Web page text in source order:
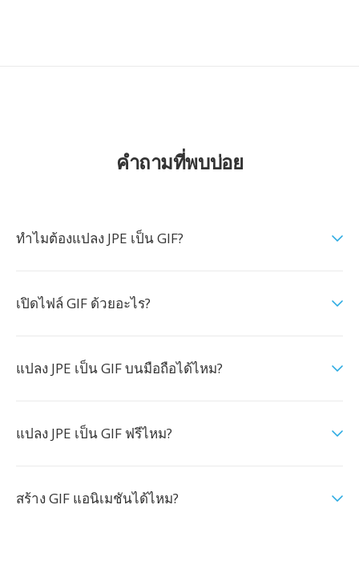
คำถามที่พบบ่อย
ทำไมต้องแปลง JPE เป็น GIF?
เปิดไฟล์ GIF ด้วยอะไร?
แปลง JPE เป็น GIF บนมือถือได้ไหม?
แปลง JPE เป็น GIF ฟรีไหม?
สร้าง GIF แอนิเมชันได้ไหม?